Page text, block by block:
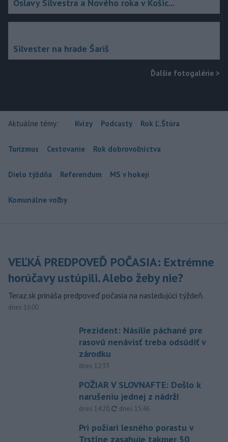
Oslavy Silvestra a Nového roka v Košic...
Silvester na hrade Šariš
Ďalšie fotogalérie >
Aktuálne témy: Kvízy Podcasty Rok Ľ.Štúra
Turizmus Cestovanie Rok dobrovoľníctva
Dielo týždňa Referendum MS v hokeji
Komunálne voľby
VEĽKÁ PREDPOVEĎ POČASIA: Extrémne
horúčavy ustúpili. Alebo žeby nie?
Teraz.sk prináša predpoveď počasia na nasledujúci týždeň.
dnes 16:00
Prezident: Násilie páchané pre
rasovú nenávisť treba odsúdiť v
zárodku
dnes 12:33
POŽIAR V SLOVNAFTE: Došlo k
narušeniu jednej z nádrží
dnes 14:20, aktualizované
dnes 15:46
Pri požiari lesného porastu v
Trstíne zasahuje takmer 50